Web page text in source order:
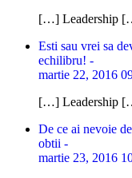
[…] Leadership
Esti sau vrei sa
echilibru! -
martie 22, 2016
[…] Leadership
De ce ai nevoie
obtii -
martie 23, 2016